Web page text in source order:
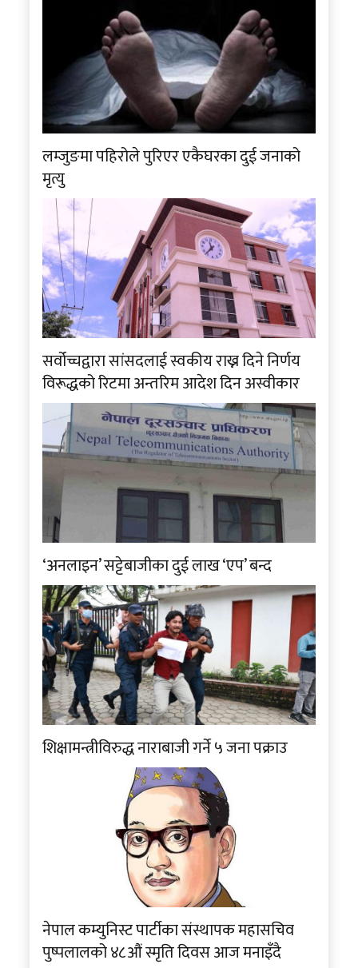
लम्जुङमा पहिरोले पुरिएर एकैघरका दुई जनाको
मृत्यु
सर्वोच्चद्वारा सांसदलाई स्वकीय राख्न दिने निर्णय
विरूद्धको रिटमा अन्तरिम आदेश दिन अस्वीकार
‘अनलाइन’ सट्टेबाजीका दुई लाख ‘एप’ बन्द
शिक्षामन्त्रीविरुद्ध नाराबाजी गर्ने ५ जना पक्राउ
नेपाल कम्युनिस्ट पार्टीका संस्थापक महासचिव
पुष्पलालको ४८औं स्मृति दिवस आज मनाइँदै